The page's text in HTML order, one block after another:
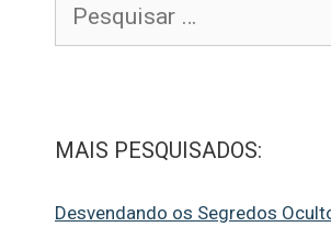
por:
MAIS PESQUISADOS:
Desvendando os Segredos